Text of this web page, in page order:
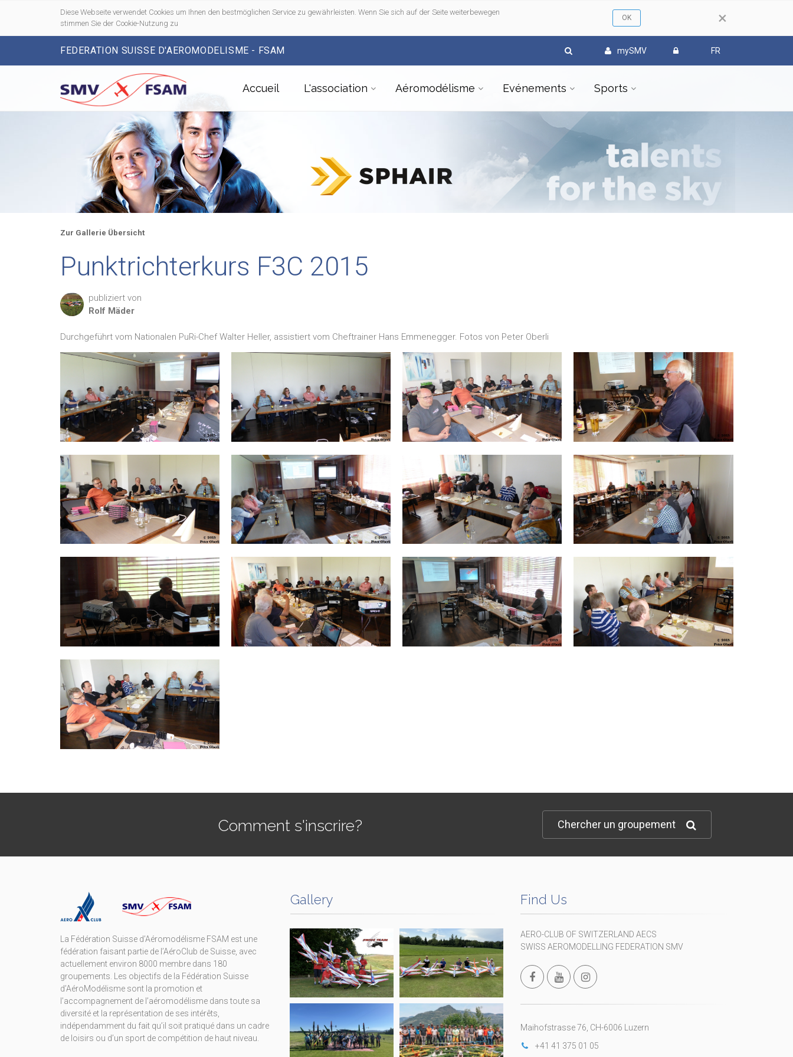
×
Diese Webseite verwendet Cookies um Ihnen den bestmöglichen Service zu gewährleisten. Wenn Sie sich auf der Seite weiterbewegen
stimmen Sie der Cookie-Nutzung zu
FEDERATION SUISSE D'AEROMODELISME - FSAM mySMV FR
Accueil L'association Aéromodélisme Evénements Sports
Zur Gallerie Übersicht
Punktrichterkurs F3C 2015
publiziert von
Rolf Mäder
Durchgeführt vom Nationalen PuRi-Chef Walter Heller, assistiert vom Cheftrainer Hans Emmenegger. Fotos von Peter Oberli
Comment s'inscrire? Chercher un groupement
La Fédération Suisse d’Aéromodélisme FSAM est une
fédération faisant partie de l’AéroClub de Suisse, avec
actuellement environ 8000 membre dans 180
groupements. Les objectifs de la Fédération Suisse
d’AéroModélisme sont la promotion et
l’accompagnement de l’aéromodélisme dans toute sa
diversité et la représentation de ses intérêts,
indépendamment du fait qu’il soit pratiqué dans un cadre
de loisirs ou d’un sport de compétition de haut niveau.
Gallery Find Us
AERO-CLUB OF SWITZERLAND AECS
SWISS AEROMODELLING FEDERATION SMV
Maihofstrasse 76, CH-6006 Luzern
+41 41 375 01 05